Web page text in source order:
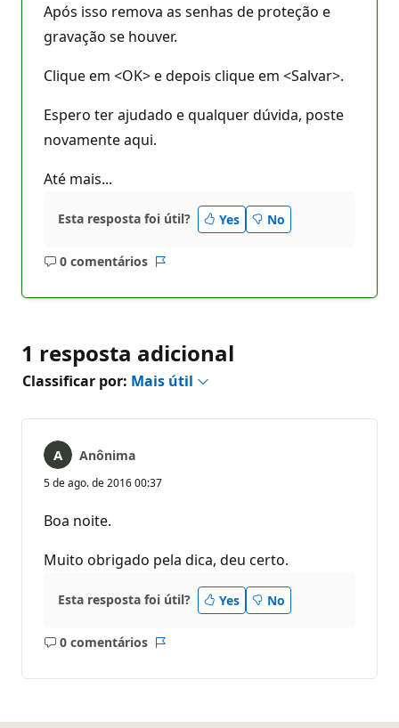
Após isso remova as senhas de proteção e
gravação se houver.
Clique em <OK> e depois clique em <Salvar>.
Espero ter ajudado e qualquer dúvida, poste
novamente aqui.
Até mais...
Esta resposta foi útil? Yes No
0 comentários
Sem
1 resposta adicional
Classificar por: Mais útil
Anônima
5 de ago. de 2016 00:37
Boa noite.
Muito obrigado pela dica, deu certo.
Esta resposta foi útil? Yes No
0 comentários
Sem